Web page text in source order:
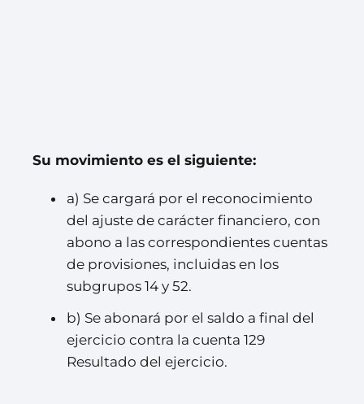
Su movimiento es el siguiente:
a) Se cargará por el reconocimiento
del ajuste de carácter financiero, con
abono a las correspondientes cuentas
de provisiones, incluidas en los
subgrupos 14 y 52.
b) Se abonará por el saldo a final del
ejercicio contra la cuenta 129
Resultado del ejercicio.